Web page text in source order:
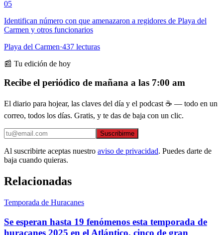
05
Identifican número con que amenazaron a regidores de Playa del
Carmen y otros funcionarios
Playa del Carmen·437 lecturas
📰 Tu edición de hoy
Recibe el periódico de mañana a las 7:00 am
El diario para hojear, las claves del día y el podcast ☕ — todo en un
correo, todos los días. Gratis, y te das de baja con un clic.
Suscribirme
Al suscribirte aceptas nuestro aviso de privacidad. Puedes darte de
baja cuando quieras.
Relacionadas
Temporada de Huracanes
Se esperan hasta 19 fenómenos esta temporada de
huracanes 2025 en el Atlántico, cinco de gran